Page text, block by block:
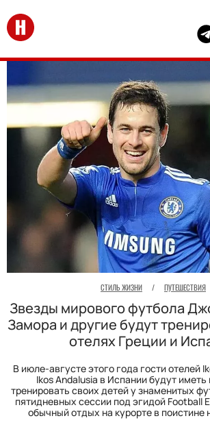
Перейти на главную
СТИЛЬ ЖИЗНИ / ПУТЕШЕСТВИЯ
Звезды мирового футбола
Замора и другие будут
отелях Греции и
В июле-августе этого года гости отелей
Ikos Andalusia в Испании будут
тренировать своих детей у знаменитых
пятидневных сессии под эгидой Football
обычный отдых на курорте в